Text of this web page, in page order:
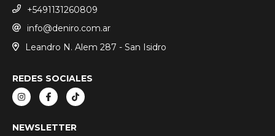
+5491131260809
info@deniro.com.ar
Leandro N. Alem 287 - San Isidro
REDES SOCIALES
NEWSLETTER